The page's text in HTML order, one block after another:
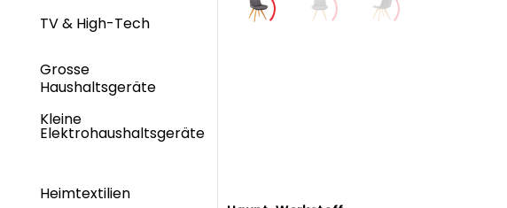
TV & High-Tech
Grosse
Haushaltsgeräte
Kleine
Elektrohaushaltsgeräte
Heimtextilien